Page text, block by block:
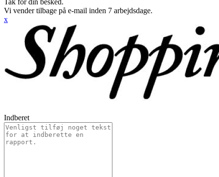
Tak for din besked.
Vi vender tilbage på e-mail inden 7 arbejdsdage.
x
Indberet